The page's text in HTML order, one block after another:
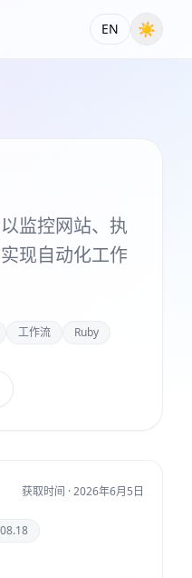
EN ☀
监控网站、执
现自动化工作
工作流 Ruby
获取时间 · 2026年6月5日